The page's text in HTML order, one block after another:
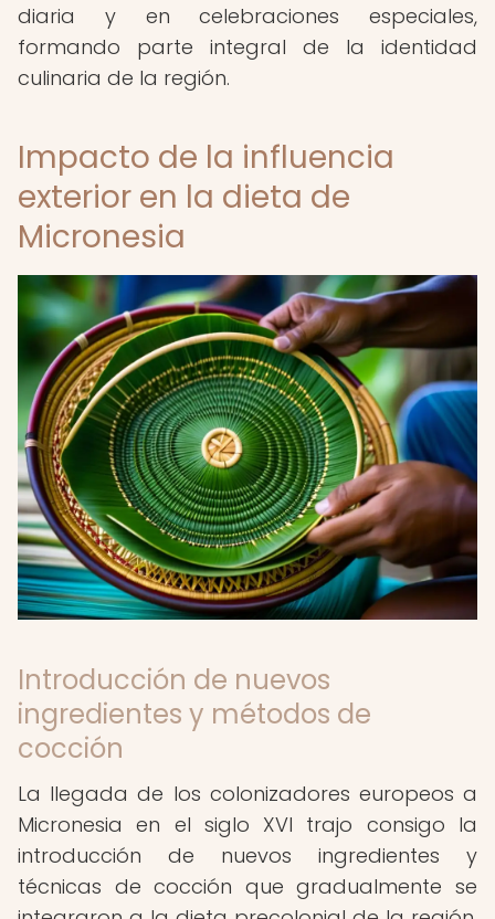
diaria y en celebraciones especiales,
formando parte integral de la identidad
culinaria de la región.
Impacto de la influencia
exterior en la dieta de
Micronesia
Introducción de nuevos
ingredientes y métodos de
cocción
La llegada de los colonizadores europeos a
Micronesia en el siglo XVI trajo consigo la
introducción de nuevos ingredientes y
técnicas de cocción que gradualmente se